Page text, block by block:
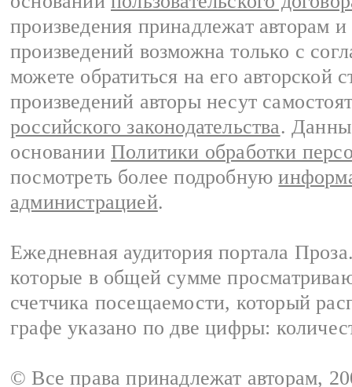
произведения принадлежат авторам
произведений возможна только с
можете обратиться на его авторской
произведений авторы несут
российского законодательства.
основании Политики обработки
посмотреть более подробную
администрацией.
Ежедневная аудитория портала
которые в общей сумме
счетчика посещаемости, который
графе указано по две цифры:
© Все права принадлежат авторам,